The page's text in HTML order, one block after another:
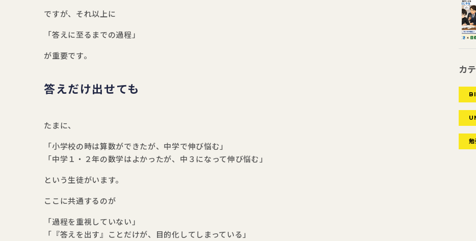
ですが、それ以上に
「答えに至るまでの過程」
が重要です。
答えだけ出せても
たまに、
「小学校の時は算数ができたが、中学で伸び悩む」
「中学１・２年の数学はよかったが、中３になって伸び悩む」
という生徒がいます。
ここに共通するのが
「過程を重視していない」
「『答えを出す』ことだけが、目的化してしまっている」
カ
勉